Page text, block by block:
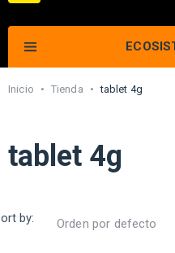
Inicio • Tienda • tablet 4g
tablet 4g
by: